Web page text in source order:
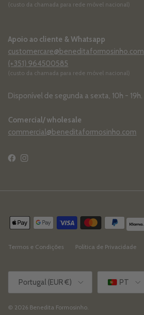
(custo da chamada para rede móvel nacional)
Apoio ao cliente & Whatsapp
customercare@beneditaformosinho.com
(+351) 964500585
(custo da chamada para rede móvel nacional)
Disponível de segunda a sexta, 10h - 19h.
Comercial/ wholesale
commercial@beneditaformosinho.com
Facebook
Instagram
Termos e Condições Política de Privacidade
Portugal (EUR €) PT
© 2026 Benedita Formosinho.